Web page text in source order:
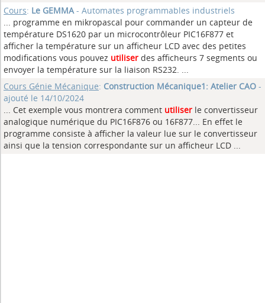
Cours: Le GEMMA- Automates programmables industriels
... programme en mikropascal pour commander un capteur de
température DS1620 par un microcontrôleur PIC16F877 et
afficher la température sur un afficheur LCD avec des petites
modifications vous pouvez utiliser des afficheurs 7 segments ou
envoyer la température sur la liaison RS232. ...
Cours Génie Mécanique: Construction Mécanique1: Atelier CAO -
ajouté le 14/10/2024
... Cet exemple vous montrera comment utiliser le convertisseur
analogique numérique du PIC16F876 ou 16F877... En effet le
programme consiste à afficher la valeur lue sur le convertisseur
ainsi que la tension correspondante sur un afficheur LCD ...